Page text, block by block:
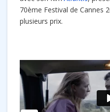
70ème Festival de Cannes
plusieurs prix.